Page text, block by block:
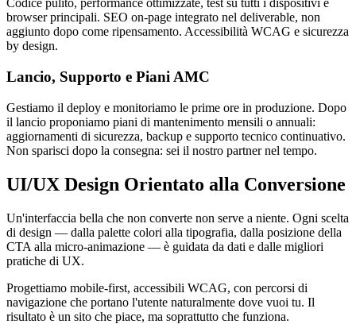
Codice pulito, performance ottimizzate, test su tutti i dispositivi e
browser principali. SEO on-page integrato nel deliverable, non
aggiunto dopo come ripensamento. Accessibilità WCAG e sicurezza
by design.
Lancio, Supporto e Piani AMC
Gestiamo il deploy e monitoriamo le prime ore in produzione. Dopo
il lancio proponiamo piani di mantenimento mensili o annuali:
aggiornamenti di sicurezza, backup e supporto tecnico continuativo.
Non sparisci dopo la consegna: sei il nostro partner nel tempo.
UI/UX Design Orientato alla Conversione
Un'interfaccia bella che non converte non serve a niente. Ogni scelta
di design — dalla palette colori alla tipografia, dalla posizione della
CTA alla micro-animazione — è guidata da dati e dalle migliori
pratiche di UX.
Progettiamo mobile-first, accessibili WCAG, con percorsi di
navigazione che portano l'utente naturalmente dove vuoi tu. Il
risultato è un sito che piace, ma soprattutto che funziona.